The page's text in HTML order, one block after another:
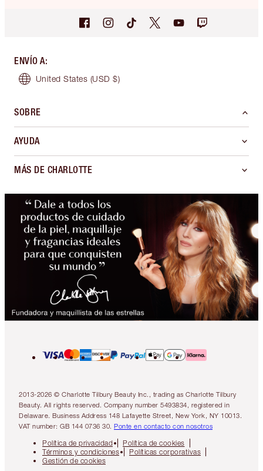
ENVÍO A:
United States (USD $)
SOBRE
AYUDA
MÁS DE CHARLOTTE
2013-2026 © Charlotte Tilbury Beauty Inc., trading as Charlotte Tilbury
Beauty. All rights reserved. Company number 5493834, registered in
Delaware. Business Address 148 Lafayette Street, New York, NY 10013.
VAT number: GB 144 0736 30. Ponte en contacto con nosotros
Política de privacidad
Política de cookies
Términos y condiciones
Políticas corporativas
Gestión de cookies